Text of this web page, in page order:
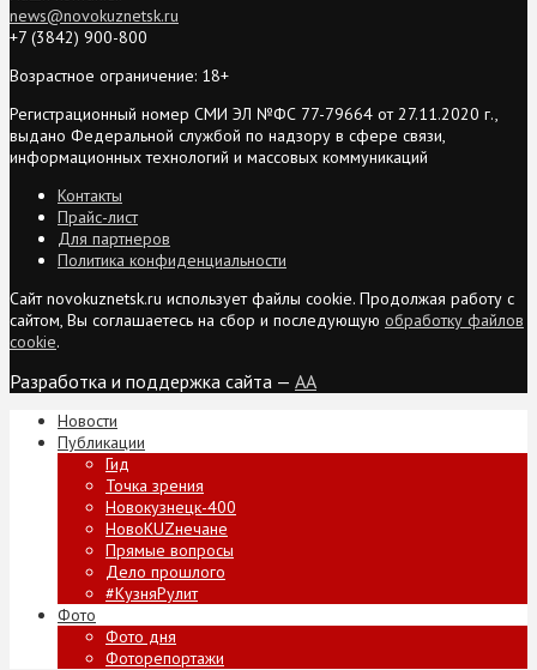
news@novokuznetsk.ru
+7 (3842) 900-800
Возрастное ограничение: 18+
Регистрационный номер СМИ ЭЛ №ФС 77-79664 от 27.11.2020 г.,
выдано Федеральной службой по надзору в сфере связи,
информационных технологий и массовых коммуникаций
Контакты
Прайс-лист
Для партнеров
Политика конфиденциальности
Сайт novokuznetsk.ru использует файлы cookie. Продолжая работу с
сайтом, Вы соглашаетесь на сбор и последующую обработку файлов
cookie.
Разработка и поддержка сайта — AA
Новости
Публикации
Гид
Точка зрения
Новокузнецк-400
НовоKUZнечане
Прямые вопросы
Дело прошлого
#КузняРулит
Фото
Фото дня
Фоторепортажи